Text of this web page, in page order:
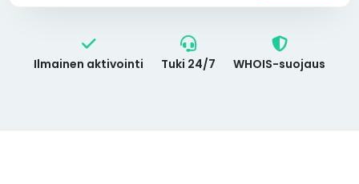
Ilmainen aktivointi Tuki 24/7 WHOIS-suojaus